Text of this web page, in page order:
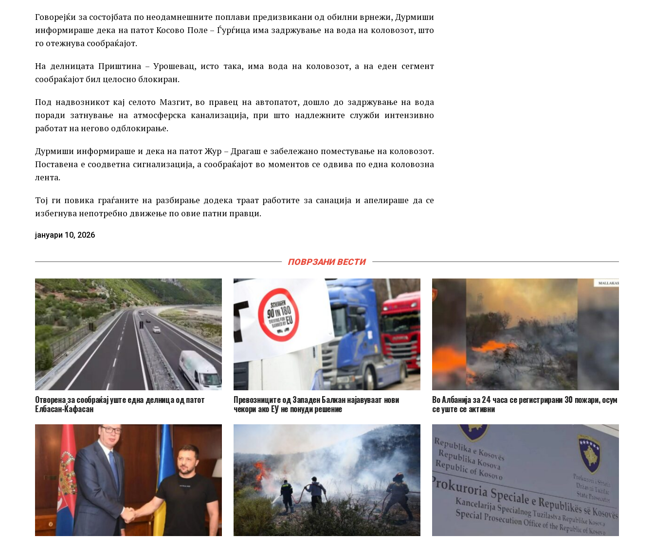
Говорејќи за состојбата по неодамнешните поплави предизвикани од обилни врнежи, Дурмиши
информираше дека на патот Косово Поле – Ѓурѓица има задржување на вода на коловозот, што
го отежнува сообраќајот.
На делницата Приштина – Урошевац, исто така, има вода на коловозот, а на еден сегмент
сообраќајот бил целосно блокиран.
Под надвозникот кај селото Мазгит, во правец на автопатот, дошло до задржување на вода
поради затнување на атмосферска канализација, при што надлежните служби интензивно
работат на негово одблокирање.
Дурмиши информираше и дека на патот Жур – Драгаш е забележано поместување на коловозот.
Поставена е соодветна сигнализација, а сообраќајот во моментов се одвива по една коловозна
лента.
Тој ги повика граѓаните на разбирање додека траат работите за санација и апелираше да се
избегнува непотребно движење по овие патни правци.
јануари 10, 2026
ПОВРЗАНИ ВЕСТИ
Отворена за сообраќај уште една делница од патот
Елбасан-Ќафасан
Превозниците од Западен Балкан најавуваат нови
чекори ако ЕУ не понуди решение
Во Албанија за 24 часа се регистрирани 30 пожари, осум
се уште се активни